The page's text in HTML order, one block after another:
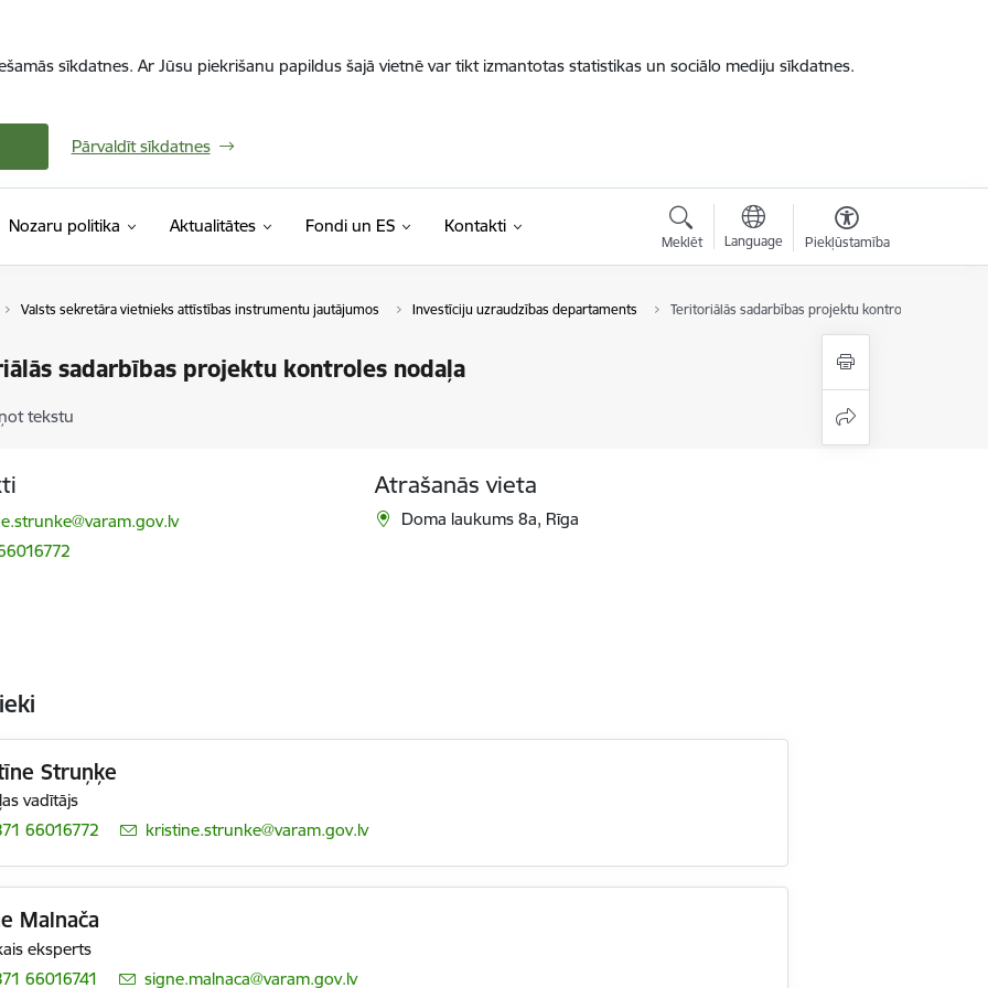
sīkdatnes. Ar Jūsu piekrišanu papildus šajā vietnē var tikt izmantotas statistikas un sociālo mediju sīkdatnes.
Pārvaldīt sīkdatnes
Nozaru politika Aktualitātes Fondi un ES Kontakti
Meklēt Language Piekļūstamība
Valsts sekretāra vietnieks attīstības instrumentu jautājumos Investīciju uzraudzības departaments Teritoriālās sadarbības projektu kontroles nodaļa
sadarbības projektu kontroles nodaļa
tekstu
Atrašanās vieta
Doma laukums 8a, Rīga
Struņķe
vadītājs
66016772
E-pasts:
kristine.strunke@varam.gov.lv
Malnača
eksperts
66016741
E-pasts:
signe.malnaca@varam.gov.lv